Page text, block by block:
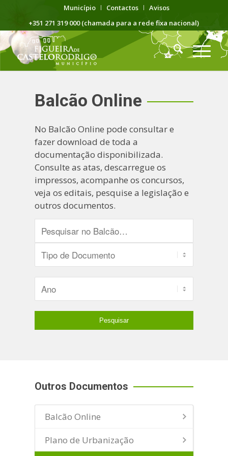
Município Contactos
Avisos
+351 271 319 000 (chamada para a rede fixa nacional)
Balcão Online
No Balcão Online pode consultar e
fazer download de toda a
documentação disponibilizada.
Consulte as atas, descarregue os
impressos, acompanhe os concursos,
veja os editais, pesquise a legislação e
outros documentos.
Outros Documentos
Balcão Online
Plano de Urbanização